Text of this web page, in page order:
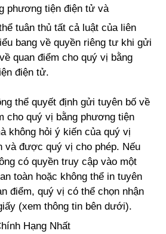
phương tiện điện tử và
tuân thủ tất cả luật của liên
bang về quyền riêng tư khi gửi
quan điểm cho quý vị bằng
điện tử.
thể quyết định gửi tuyên bố về
cho quý vị bằng phương tiện
không hỏi ý kiến của quý vị
và được quý vị cho phép. Nếu
có quyền truy cập vào một
toàn hoặc không thể in tuyên
điểm, quý vị có thể chọn nhận
(xem thông tin bên dưới).
Hạng Nhất